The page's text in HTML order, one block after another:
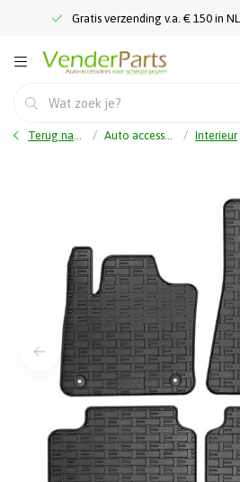
Gratis verzending v.a. € 150 in
Terug naar home Auto accessoires Interieur